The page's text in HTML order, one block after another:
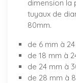
dimension la
tuyaux de
80mm.
de 6 mm à
de 18 mm à
de 24 mm à
de 28 mm à